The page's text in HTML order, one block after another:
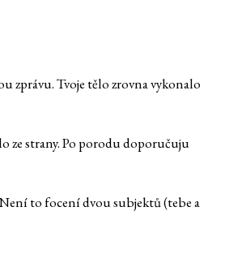
zprávu. Tvoje tělo zrovna vykonalo
ze strany. Po porodu doporučuju
to focení dvou subjektů (tebe a